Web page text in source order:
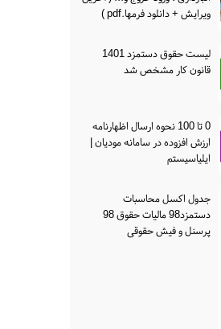
ویرایش + دانلود فرمها.pdf )
لیست حقوق دستمزد 1401
قانون کار مشخص شد
0 تا 100 نحوه ارسال اظهارنامه
ارزش افزوده در سامانه مودیان |
ایلیاسیستم
جدول اکسل محاسبات
دستمزد98 مالیات حقوق 98
پرسنل و فیش حقوقی